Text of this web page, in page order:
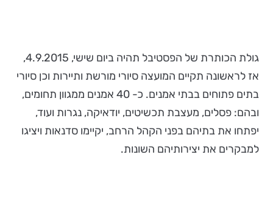
גולת הכותרת של הפסטיבל תהיה ביום שישי, 4.9.2015,
אז לראשונה תקיים המועצה סיורי מורשת ותיירות וכן סיורי
בתים פתוחים בבתי אמנים. כ- 40 אמנים ממגוון תחומים,
ובהם: פסלים, מעצבת תכשיטים, יודאיקה, נגרות ועוד,
יפתחו את בתיהם בפני הקהל הרחב, יקיימו סדנאות ויציגו
למבקרים את יצירותיהם השונות.